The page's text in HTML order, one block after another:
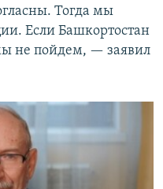
Тогда мы
Если Башкортостан
не пойдем, — заявил